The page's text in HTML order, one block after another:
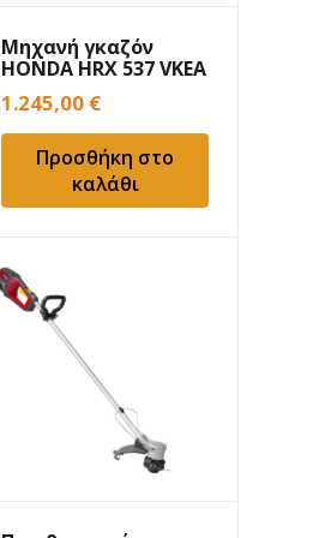
Μηχανή γκαζόν
HONDA HRX 537 VKEA
1.245,00 €
Προσθήκη στο
καλάθι